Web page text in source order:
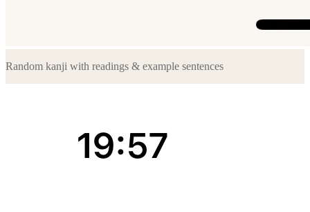
Random kanji with readings & example sentences